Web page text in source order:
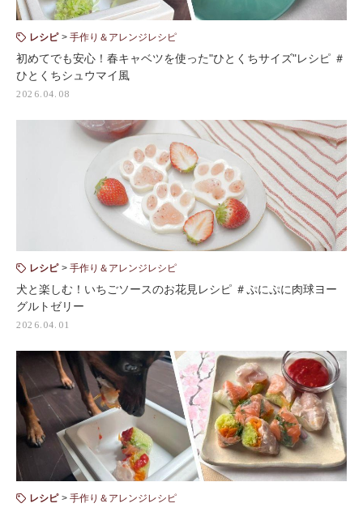
レシピ 手作り＆アレンジレシピ
初めてでも安心！春キャベツを使った"ひとくちサイズ"レシピ ＃
ひとくちシュウマイ風
2026.04.08
レシピ 手作り＆アレンジレシピ
犬と楽しむ！いちごソースのお花見レシピ ＃ぷにぷに肉球ヨー
グルトゼリー
2026.04.01
レシピ 手作り＆アレンジレシピ